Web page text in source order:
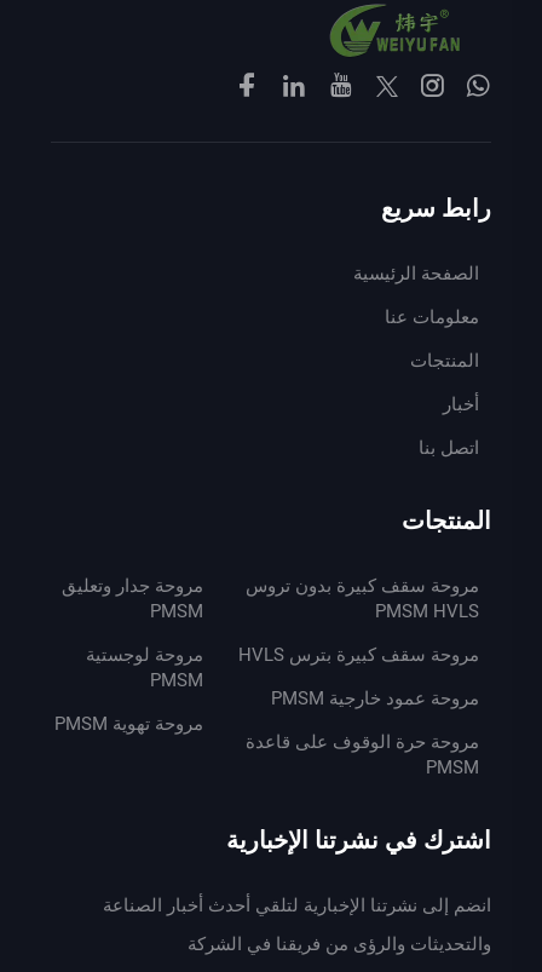
رابط سريع
الصفحة الرئيسية
معلومات عنا
المنتجات
أخبار
اتصل بنا
المنتجات
مروحة سقف كبيرة بدون تروس
PMSM HVLS
مروحة سقف كبيرة بترس HVLS
مروحة عمود خارجية PMSM
مروحة حرة الوقوف على قاعدة
PMSM
مروحة جدار وتعليق
PMSM
مروحة لوجستية
PMSM
مروحة تهوية PMSM
اشترك في نشرتنا الإخبارية
انضم إلى نشرتنا الإخبارية لتلقي أحدث أخبار الصناعة
والتحديثات والرؤى من فريقنا في الشركة